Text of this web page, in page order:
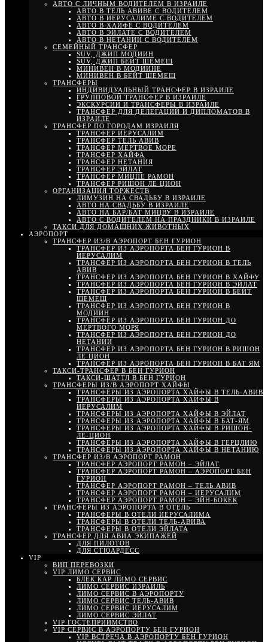
АВТО С ЛИЧНЫМ ВОДИТЕЛЕМ В ИЗРАИЛЕ
АВТО В ТЕЛЬ АВИВЕ С ВОДИТЕЛЕМ
АВТО В ИЕРУСАЛИМЕ С ВОДИТЕЛЕМ
АВТО В ХАЙФЕ С ВОДИТЕЛЕМ
АВТО В ЭЙЛАТЕ С ВОДИТЕЛЕМ
АВТО В НЕТАНИИ С ВОДИТЕЛЕМ
СЕМЕЙНЫЙ ТРАНСФЕР
SUV, ДЖИП МОДИИН
SUV, ДЖИП БЕЙТ ШЕМЕШ
МИНИВЕН В МОДИИНЕ
МИНИВЕН В БЕЙТ ШЕМЕШ
ТРАНСФЕРЫ
ИНДИВИДУАЛЬНЫЙ ТРАНСФЕР В ИЗРАИЛЕ
ГРУППОВОЙ ТРАНСФЕР В ИЗРАИЛЕ
ЭКСКУРСИИ И ТРАНСФЕРЫ В ИЗРАИЛЕ
ТРАНСФЕР ДЛЯ ДЕЛЕГАЦИЙ И ДИПЛОМАТОВ В
ИЗРАИЛЕ
ТРАНСФЕР ПО ГОРОДАМ ИЗРАИЛЯ
ТРАНСФЕР ИЕРУСАЛИМ
ТРАНСФЕР ТЕЛЬ АВИВ
ТРАНСФЕР МЕРТВОЕ МОРЕ
ТРАНСФЕР ХАЙФА
ТРАНСФЕР НЕТАНИЯ
ТРАНСФЕР ЭЙЛАТ
ТРАНСФЕР МИЦПЕ РАМОН
ТРАНСФЕР РИШОН ЛЕ ЦИОН
ОРГАНИЗАЦИЯ ТОРЖЕСТВ
ЛИМУЗИН НА СВАДЬБУ В ИЗРАИЛЕ
АВТО НА СВАДЬБУ В ИЗРАИЛЕ
АВТО НА БАР/БАТ МИЦВУ В ИЗРАИЛЕ
АВТО С ВОДИТЕЛЕМ НА ПРАЗДНИКИ В ИЗРАИЛЕ
ТАКСИ ДЛЯ ДОМАШНИХ ЖИВОТНЫХ
АЭРОПОРТ
ТРАНСФЕР ИЗ/В АЭРОПОРТ БЕН ГУРИОН
ТРАНСФЕР ИЗ АЭРОПОРТА БЕН ГУРИОН В
ИЕРУСАЛИМ
ТРАНСФЕР ИЗ АЭРОПОРТА БЕН ГУРИОН В ТЕЛЬ
АВИВ
ТРАНСФЕР ИЗ АЭРОПОРТА БЕН ГУРИОН В ХАЙФУ
ТРАНСФЕР ИЗ АЭРОПОРТА БЕН ГУРИОН В ЭЙЛАТ
ТРАНСФЕР ИЗ АЭРОПОРТА БЕН ГУРИОН В БЕЙТ
ШЕМЕШ
ТРАНСФЕР ИЗ АЭРОПОРТА БЕН ГУРИОН В
МОДИИН
ТРАНСФЕР ИЗ АЭРОПОРТА БЕН ГУРИОН ДО
МЕРТВОГО МОРЯ
ТРАНСФЕР ИЗ АЭРОПОРТА БЕН ГУРИОН ДО
НЕТАНИИ
ТРАНСФЕР ИЗ АЭРОПОРТА БЕН ГУРИОН В РИШОН
ЛЕ ЦИОН
ТРАНСФЕР ИЗ АЭРОПОРТА БЕН ГУРИОН В БАТ ЯМ
ТАКСИ-ТРАНСФЕР В БЕН ГУРИОН
ТАКСИ-ШАТТЛ В БЕН ГУРИОН
ТРАНСФЕРЫ ИЗ/В АЭРОПОРТ ХАЙФЫ
ТРАНСФЕРЫ ИЗ АЭРОПОРТА ХАЙФЫ В ТЕЛЬ-АВИВ
ТРАНСФЕРЫ ИЗ АЭРОПОРТА ХАЙФЫ В
ИЕРУСАЛИМ
ТРАНСФЕРЫ ИЗ АЭРОПОРТА ХАЙФЫ В ЭЙЛАТ
ТРАНСФЕРЫ ИЗ АЭРОПОРТА ХАЙФЫ В БАТ-ЯМ
ТРАНСФЕРЫ ИЗ АЭРОПОРТА ХАЙФЫ В РИШОН-
ЛЕ-ЦИОН
ТРАНСФЕРЫ ИЗ АЭРОПОРТА ХАЙФЫ В ГЕРЦЛИЮ
ТРАНСФЕРЫ ИЗ АЭРОПОРТА ХАЙФЫ В НЕТАНИЮ
ТРАНСФЕР ИЗ/В АЭРОПОРТ РАМОН
ТРАНСФЕР АЭРОПОРТ РАМОН – ЭЙЛАТ
ТРАНСФЕР АЭРОПОРТ РАМОН – АЭРОПОРТ БЕН
ГУРИОН
ТРАНСФЕР АЭРОПОРТ РАМОН – ТЕЛЬ АВИВ
ТРАНСФЕР АЭРОПОРТ РАМОН – ИЕРУСАЛИМ
ТРАНСФЕР АЭРОПОРТ РАМОН – ЭЙН-БОКЕК
ТРАНСФЕРЫ ИЗ АЭРОПОРТА В ОТЕЛЬ
ТРАНСФЕРЫ В ОТЕЛИ ИЕРУСАЛИМА
ТРАНСФЕРЫ В ОТЕЛИ ТЕЛЬ-АВИВА
ТРАНСФЕРЫ В ОТЕЛИ ЭЙЛАТА
ТРАНСФЕР ДЛЯ АВИА ЭКИПАЖЕЙ
ДЛЯ ПИЛОТОВ
ДЛЯ СТЮАРДЕСС
VIP
ВИП ПЕРЕВОЗКИ
VIP ЛИМО СЕРВИС
БЛЕК КАР ЛИМО СЕРВИС
ЛИМО СЕРВИС ИЗРАИЛЬ
ЛИМО СЕРВИС В АЭРОПОРТУ
ЛИМО СЕРВИС ТЕЛЬ-АВИВ
ЛИМО СЕРВИС ИЕРУСАЛИМ
ЛИМО СЕРВИС ЭЙЛАТ
VIP ГОСТЕПРИИМСТВО
VIP СЕРВИС В АЭРОПОРТУ БЕН ГУРИОН
VIP ВСТРЕЧА В АЭРОПОРТУ БЕН ГУРИОН